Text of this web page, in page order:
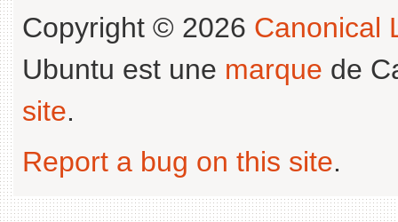
Copyright © 2026 Canonical
Ubuntu est une marque de
site.
Report a bug on this site.